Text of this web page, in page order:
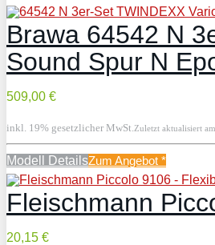
Brawa 64542 N
Sound Spur N
509,00 €
inkl. 19% gesetzlicher MwSt. Zuletzt aktualisiert
Modell DetailsZum Angebot *
Fleischmann
20,15 €